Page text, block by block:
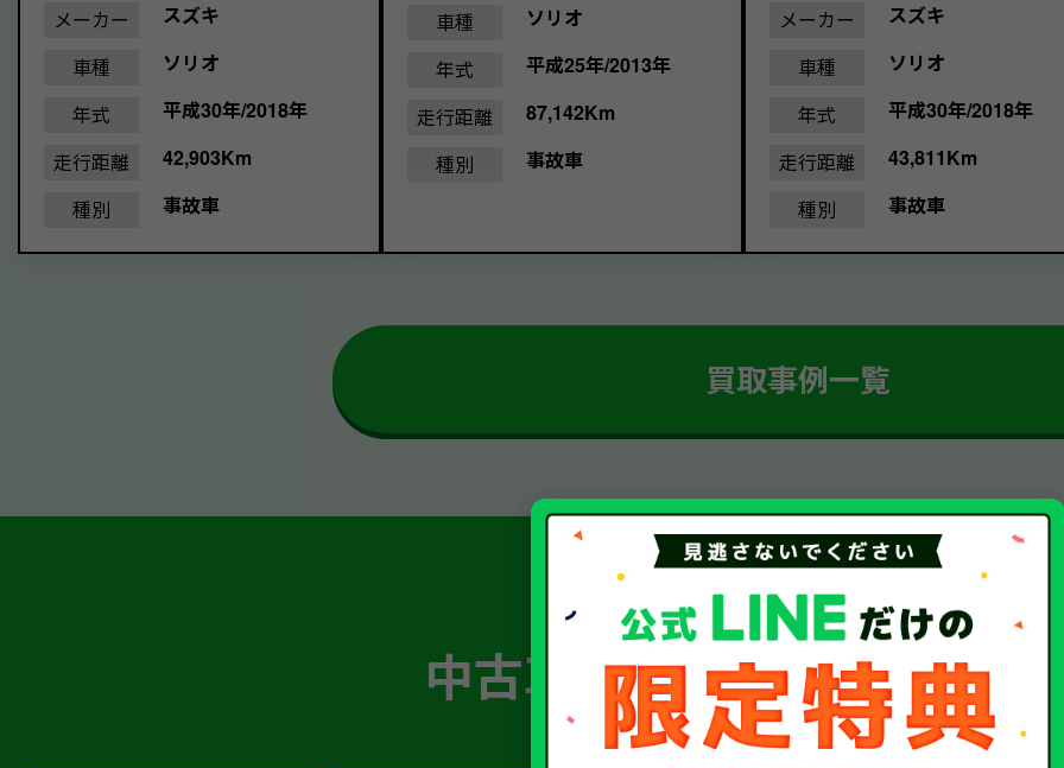
メーカー
スズキ
車種
ソリオ
年式
平成30年/2018年
走行距離
42,903Km
種別
事故車
車種
ソリオ
年式
平成25年/2013年
走行距離
87,142Km
種別
事故車
メーカー
スズキ
車種
ソリオ
年式
平成30年/2018年
走行距離
43,811Km
種別
事故車
買取事例一覧
簡単 5ステップ！
中古車・廃車・事故車買取